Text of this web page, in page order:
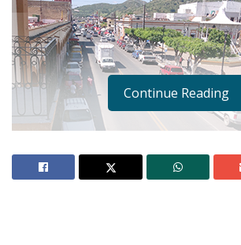
Continue Reading